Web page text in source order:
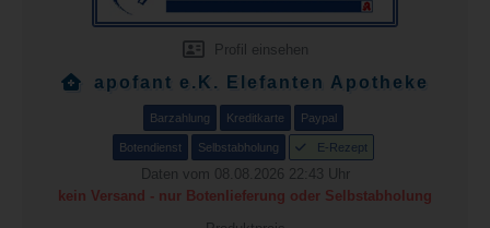
Profil einsehen
apofant e.K. Elefanten Apotheke
Barzahlung Kreditkarte Paypal
Botendienst Selbstabholung E-Rezept
Daten vom 08.08.2026 22:43 Uhr
kein Versand - nur Botenlieferung oder Selbstabholung